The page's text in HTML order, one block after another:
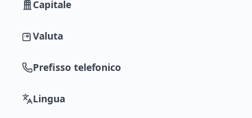
Capitale
Valuta
Prefisso telefonico
Lingua